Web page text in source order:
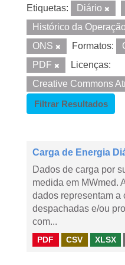
Etiquetas: Diário
Histórico da Operação
ONS
Formatos:
PDF
Licenças:
Creative Commons
Filtrar Resultados
Carga de Energia
Dados de carga por
medida em MWmed.
dados representam a
despachadas e/ou
com...
PDF CSV XLSX